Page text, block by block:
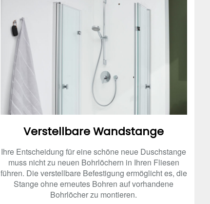
Verstellbare Wandstange
Ihre Entscheidung für eine schöne neue Duschstange
muss nicht zu neuen Bohrlöchern in Ihren Fliesen
führen. Die verstellbare Befestigung ermöglicht es, die
Stange ohne erneutes Bohren auf vorhandene
Bohrlöcher zu montieren.